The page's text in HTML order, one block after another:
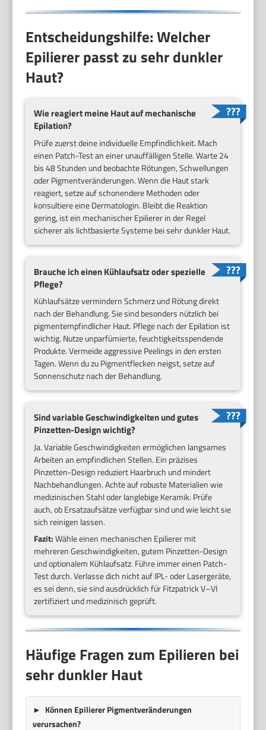
Entscheidungshilfe: Welcher
Epilierer passt zu sehr dunkler
Haut?
Wie reagiert meine Haut auf mechanische
Epilation?
Prüfe zuerst deine individuelle Empfindlichkeit. Mach
einen Patch-Test an einer unauffälligen Stelle. Warte 24
bis 48 Stunden und beobachte Rötungen, Schwellungen
oder Pigmentveränderungen. Wenn die Haut stark
reagiert, setze auf schonendere Methoden oder
konsultiere eine Dermatologin. Bleibt die Reaktion
gering, ist ein mechanischer Epilierer in der Regel
sicherer als lichtbasierte Systeme bei sehr dunkler Haut.
Brauche ich einen Kühlaufsatz oder spezielle
Pflege?
Kühlaufsätze vermindern Schmerz und Rötung direkt
nach der Behandlung. Sie sind besonders nützlich bei
pigmentempfindlicher Haut. Pflege nach der Epilation ist
wichtig. Nutze unparfümierte, feuchtigkeitsspendende
Produkte. Vermeide aggressive Peelings in den ersten
Tagen. Wenn du zu Pigmentflecken neigst, setze auf
Sonnenschutz nach der Behandlung.
Sind variable Geschwindigkeiten und gutes
Pinzetten-Design wichtig?
Ja. Variable Geschwindigkeiten ermöglichen langsames
Arbeiten an empfindlichen Stellen. Ein präzises
Pinzetten-Design reduziert Haarbruch und mindert
Nachbehandlungen. Achte auf robuste Materialien wie
medizinischen Stahl oder langlebige Keramik. Prüfe
auch, ob Ersatzaufsätze verfügbar sind und wie leicht sie
sich reinigen lassen.
Fazit:Wähle einen mechanischen Epilierer mit
mehreren Geschwindigkeiten, gutem Pinzetten-Design
und optionalem Kühlaufsatz. Führe immer einen Patch-
Test durch. Verlasse dich nicht auf IPL- oder Lasergeräte,
es sei denn, sie sind ausdrücklich für Fitzpatrick V–VI
zertifiziert und medizinisch geprüft.
Häufige Fragen zum Epilieren bei
sehr dunkler Haut
Können Epilierer Pigmentveränderungen
verursachen?